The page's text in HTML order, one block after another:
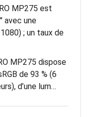
MP275 est
avec une
; un taux de
MP275 dispose
de 93 % (6
d’une lum…